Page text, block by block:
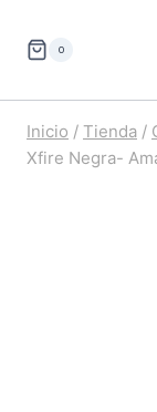
0
Inicio / Tienda /
Xfire Negra-